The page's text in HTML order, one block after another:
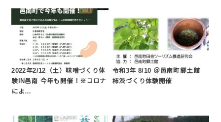
2022年2/12（土）味噌づくり体
験IN邑南 今年も開催！※コロナ
によ…
令和3年 8/10 ＠邑南町郷土館
柿渋づくり体験開催